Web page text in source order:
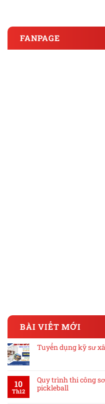
FANPAGE
BÀI VIẾT MỚI
Tuyển dụng kỹ sư
10
Th12
Quy trình thi công
pickleball